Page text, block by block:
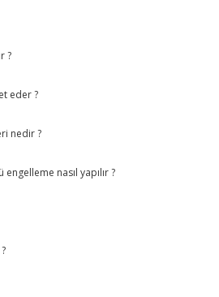
?
eder ?
nedir ?
nasıl yapılır ?